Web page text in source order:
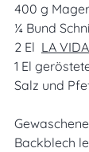
400 g
¼ Bund
2 El LA
1 El
Salz und
Backblech